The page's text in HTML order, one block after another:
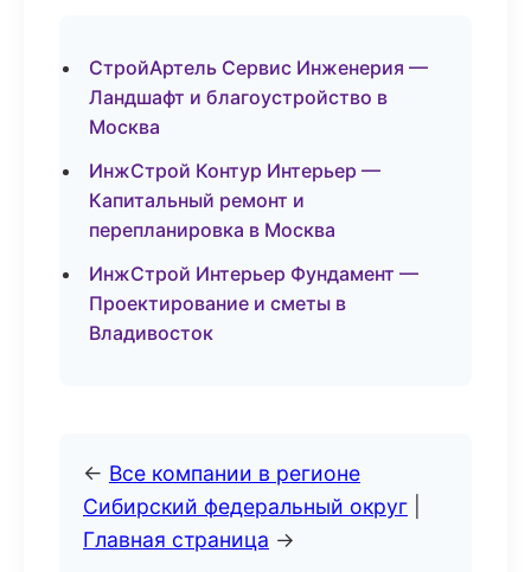
СтройАртель Сервис Инженерия —
Ландшафт и благоустройство в
Москва
ИнжСтрой Контур Интерьер —
Капитальный ремонт и
перепланировка в Москва
ИнжСтрой Интерьер Фундамент —
Проектирование и сметы в
Владивосток
← Все компании в регионе
Сибирский федеральный округ
Главная страница →